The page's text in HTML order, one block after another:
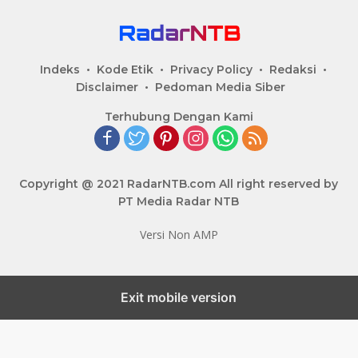
Indeks Kode Etik Privacy Policy
Redaksi
Disclaimer
Pedoman Media Siber
Terhubung Dengan Kami
Copyright @ 2021 RadarNTB.com All right reserved by
PT Media Radar NTB
Versi Non AMP
Exit mobile version